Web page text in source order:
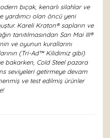
bıçak, kenarlı silahlar ve
yardımcı olan öncü yeni
Kareli Kraton® sapların ve
tanıtılmasından San Mai III®
ve oyunun kurallarını
(Tri-Ad™ Kilidimiz gibi)
bakarken, Cold Steel pazara
seviyeleri getirmeye devam
ve test edilmiş ürünler